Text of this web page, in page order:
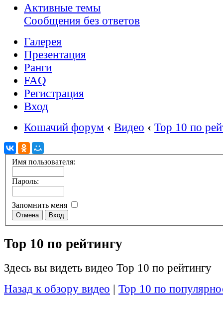
Активные темы
Сообщения без ответов
Галерея
Презентация
Ранги
FAQ
Регистрация
Вход
Кошачий форум ‹ Видео ‹ Top 10 по
Имя пользователя:
Пароль:
Запомнить меня
Top 10 по рейтингу
Здесь вы видеть видео Top 10 по рейтингу
Назад к обзору видео | Top 10 по